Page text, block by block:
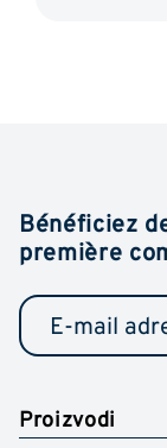
Bénéficiez
première
Proizvodi